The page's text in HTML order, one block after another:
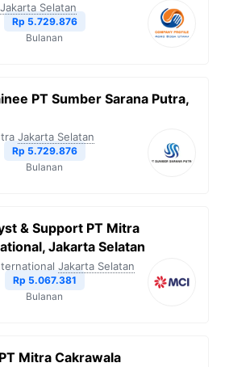
Jakarta Selatan
Rp 5.729.876
Bulanan
PT Sumber Sarana Putra,
Jakarta Selatan
Rp 5.729.876
Bulanan
& Support PT Mitra
Jakarta Selatan
Jakarta Selatan
Rp 5.067.381
Bulanan
Mitra Cakrawala